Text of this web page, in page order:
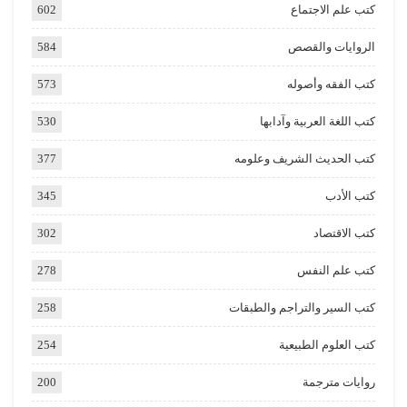
كتب علم الاجتماع 602
الروايات والقصص 584
كتب الفقه وأصوله 573
كتب اللغة العربية وآدابها 530
كتب الحديث الشريف وعلومه 377
كتب الأدب 345
كتب الاقتصاد 302
كتب علم النفس 278
كتب السير والتراجم والطبقات 258
كتب العلوم الطبيعية 254
روايات مترجمة 200